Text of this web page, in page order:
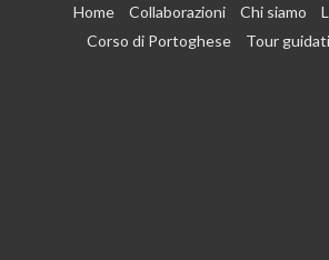
Home Collaborazioni Chi siamo
Corso di Portoghese
Tour